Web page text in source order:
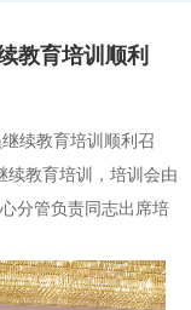
教育培训顺利
续教育培训顺利召
续教育培训，培训会由
分管负责同志出席培